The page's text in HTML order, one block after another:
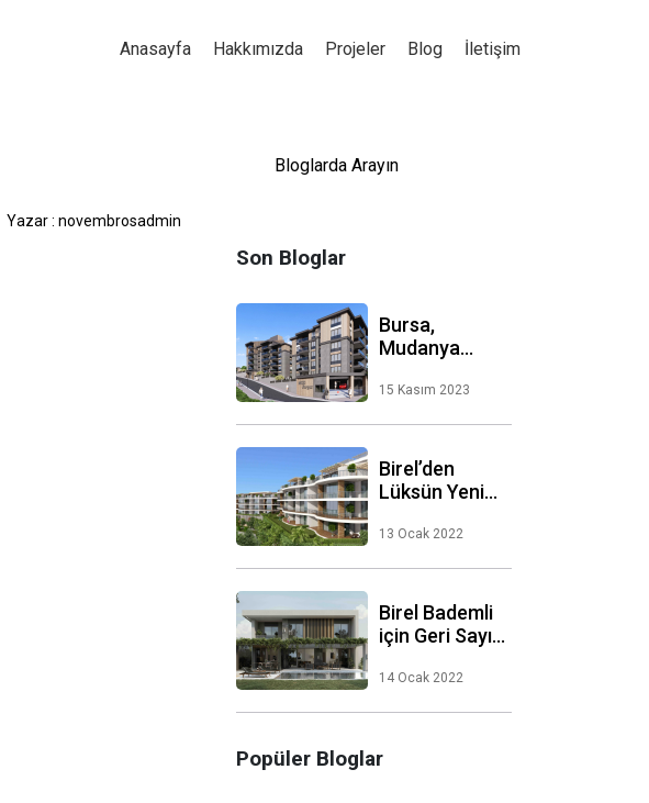
Anasayfa Hakkımızda Projeler Blog İletişim
Yazar : novembrosadmin
Son Bloglar
Bursa,
Mudanya
Yükselen MOD
15 Kasım 2023
Birel’den
Lüksün Yeni
Mudanya
13 Ocak 2022
Birel Bademli
için Geri Sayım
14 Ocak 2022
Popüler Bloglar